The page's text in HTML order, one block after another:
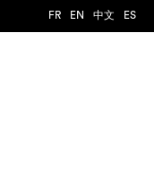
FR EN 中文 ES